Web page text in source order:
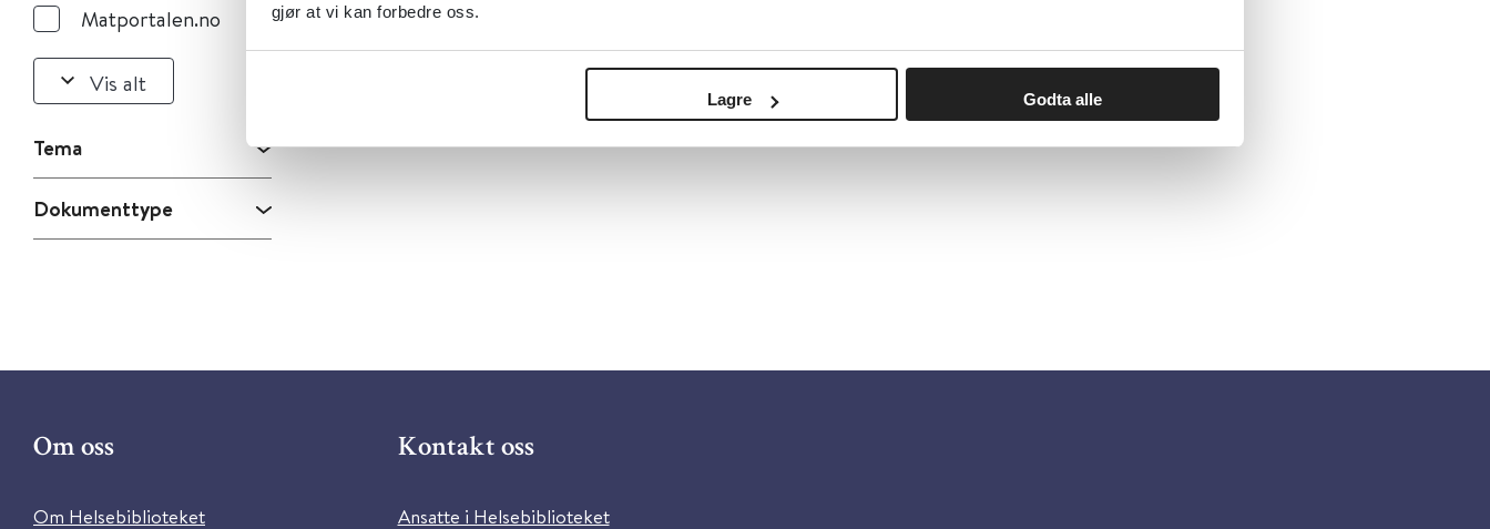
gjør at vi kan forbedre oss.
Lagre Godta alle
Matportalen.no
Vis alt
Tema
Dokumenttype
Om oss
Om Helsebiblioteket
Kontakt oss
Ansatte i Helsebiblioteket